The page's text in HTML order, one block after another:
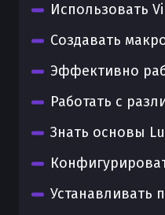
Использовать
Создавать
Эффективно
Работать с
Знать основы
Устанавливать